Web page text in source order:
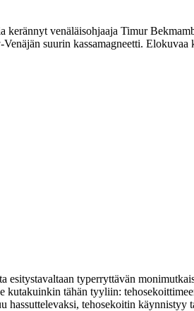
kerännyt venäläisohjaaja Timur
suurin kassamagneetti. Elokuvaa
esitystavaltaan typerryttävän
kutakuinkin tähän tyyliin:
tehosekoitin käynnistyy